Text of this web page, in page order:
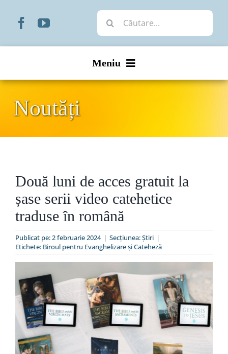
Cautare...
Meniu
Organizare
Liturgic
Special
Noutăți
Două luni de acces gratuit la
șase serii video catehetice
traduse în română
Publicat pe: 2 februarie 2024 | Secțiunea:Ştiri |
Etichete: Biroul pentru Evanghelizare și Cateheză